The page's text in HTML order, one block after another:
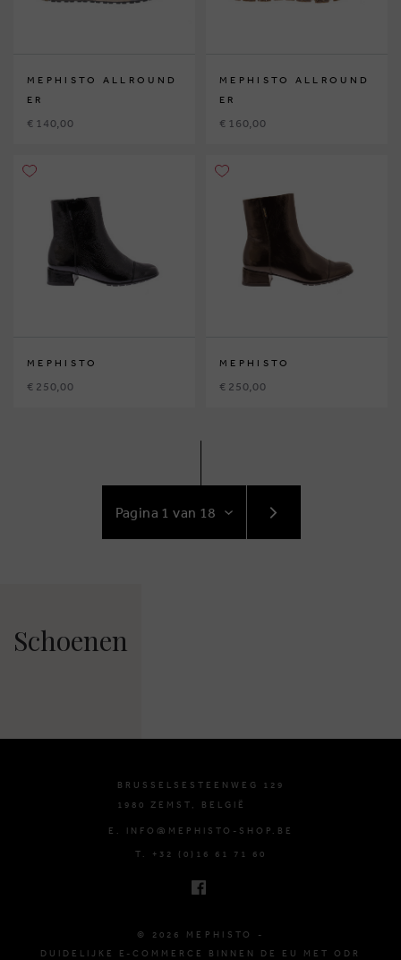
MEPHISTO ALLROUND
ER
€ 140,00
MEPHISTO ALLROUND
ER
€ 160,00
MEPHISTO
€ 250,00
MEPHISTO
€ 250,00
NAAR
VOLGENDE
Schoenen
BRUSSELSESTEENWEG 129
1980 ZEMST, BELGIË
E. INFO@MEPHISTO-SHOP.BE
T. +32 (0)16 61 71 60
© 2026 MEPHISTO -
DUIDELIJKE E-COMMERCE BINNEN DE EU MET ODR